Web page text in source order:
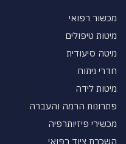
מכשור רפואי
מיטות טיפולים
מיטה סיעודית
חדרי ניתוח
מיטות לידה
פתרונות הרמה והעברה
מכשירי פיזיותרפיה
השכרת ציוד רפואי